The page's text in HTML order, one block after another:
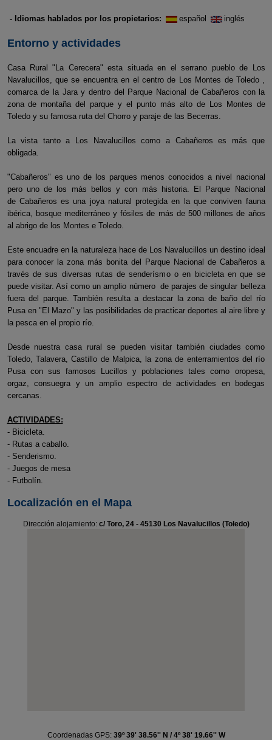
- Idiomas hablados por los propietarios: español inglés
Entorno y actividades
Casa Rural "La Cerecera" esta situada en el serrano pueblo de Los
Navalucillos, que se encuentra en el centro de Los Montes de Toledo ,
comarca de la Jara y dentro del Parque Nacional de Cabañeros con la
zona de montaña del parque y el punto más alto de Los Montes de
Toledo y su famosa ruta del Chorro y paraje de las Becerras.
La vista tanto a Los Navalucillos como a Cabañeros es más que
obligada.
"Cabañeros" es uno de los parques menos conocidos a nivel nacional
pero uno de los más bellos y con más historia. El Parque Nacional
de Cabañeros es una joya natural protegida en la que conviven fauna
ibérica, bosque mediterráneo y fósiles de más de 500 millones de años
al abrigo de los Montes e Toledo.
Este encuadre en la naturaleza hace de Los Navalucillos un destino ideal
para conocer la zona más bonita del Parque Nacional de Cabañeros a
través de sus diversas rutas de senderísmo o en bicicleta en que se
puede visitar. Así como un amplio número de parajes de singular belleza
fuera del parque. También resulta a destacar la zona de baño del río
Pusa en "El Mazo" y las posibilidades de practicar deportes al aire libre y
la pesca en el propio río.
Desde nuestra casa rural se pueden visitar también ciudades como
Toledo, Talavera, Castillo de Malpica, la zona de enterramientos del río
Pusa con sus famosos Lucillos y poblaciones tales como oropesa,
orgaz, consuegra y un amplio espectro de actividades en bodegas
cercanas.
ACTIVIDADES:
- Bicicleta.
- Rutas a caballo.
- Senderismo.
- Juegos de mesa
- Futbolín.
Localización en el Mapa
Dirección alojamiento: c/ Toro, 24 - 45130 Los Navalucillos (Toledo)
Coordenadas GPS: 39º 39' 38.56'' N / 4º 38' 19.66'' W